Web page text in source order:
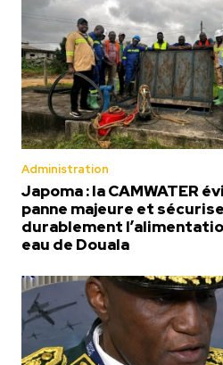
Administration
Japoma : la CAMWATER
panne majeure et sécurise
durablement
eau de Douala